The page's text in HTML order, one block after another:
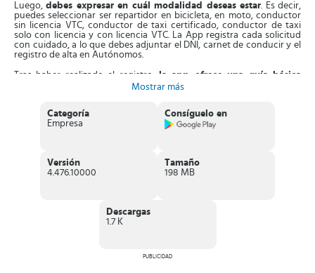
Luego,debes expresar en cuál modalidad deseas estar. Es decir,
puedes seleccionar ser repartidor en bicicleta, en moto, conductor
sin licencia VTC, conductor de taxi certificado, conductor de taxi
solo con licencia y con licencia VTC. La App registra cada solicitud
con cuidado, a lo que debes adjuntar el DNI, carnet de conducir y el
registro de alta en Autónomos.
Tras haber realizado el registro, la app ofrece una guía básica
sobre cómo gestionar los pedidos que tendrás a través de su
tiempo. Además, el GPS integrado en la app te informará si el lugar
es seguro o si debes seguir hacia otras zonas más seguras.
cuánto dinero ganas en los viajes diarios. Este reporte se registra en
el mapa, que puedes configurar con reportes diarios o mensuales, lo
Características de Uber Driver
Aplicación oficial de Uber que ofrece la posibilidad de
El proceso de registro es rápido, lo podrás hacer desde tu
Mostrar más
Categoría
Empresa
Consíguelo en
Versión
4.476.10000
Tamaño
198 MB
Descargas
1.7 K
PUBLICIDAD